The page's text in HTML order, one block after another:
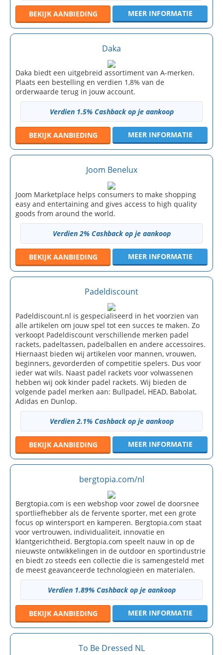
BEKIJK AANBIEDING MEER INFORMATIE
Daka
Daka biedt een uitgebreid assortiment van A-merken.
Plaats een bestelling en verdien 1,8% van de
orderwaarde terug in jouw account.
Verdien 1.5% Cashback op je aankoop
BEKIJK AANBIEDING MEER INFORMATIE
Joom Benelux
Joom Marketplace helps consumers to make shopping
easy and entertaining and gives access to high quality
goods from around the world.
Verdien 2% Cashback op je aankoop
BEKIJK AANBIEDING MEER INFORMATIE
Padeldiscount
Padeldiscount.nl is gespecialiseerd in het voorzien van
alle artikelen om jouw spel tot een succes te maken. Zo
verkoopt Padeldiscount verschillende merken padel
rackets, padeltassen, padelballen en andere accessoires.
Hiernaast bieden wij artikelen voor mannen, vrouwen,
beginners, gevorderden of competitie spelers. Dus voor
ieder wat wils. Naast padel rackets voor volwassenen
hebben wij ook kinder padel rackets. Wij bieden de
volgende padel merken aan: Bullpadel, HEAD, Babolat,
Adidas en Dunlop.
Verdien 2.1% Cashback op je aankoop
BEKIJK AANBIEDING MEER INFORMATIE
bergtopia.com/nl
Bergtopia.com is een webshop voor zowel de doorsnee
sportliefhebber als de fervente sporter, met een grote
focus op wintersport en kamperen. Bergtopia.com staat
voor vertrouwen, individualiteit, innovatie en
klantgerichtheid. Bergtopia.com speelt nauw in op de
nieuwste ontwikkelingen in de outdoor en sportindustrie
en biedt zo steeds een collectie die is samengesteld met
de meest geavanceerde technologieën en materialen.
Verdien 1.89% Cashback op je aankoop
BEKIJK AANBIEDING MEER INFORMATIE
To Be Dressed NL